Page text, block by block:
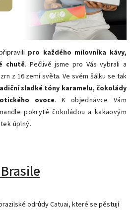
pro každého milovníka kávy,
chutě. Pečlivě jsme pro Vás vybrali a
z 16 zemí světa. Ve svém šálku se tak
sladké tóny karamelu, čokolády
ovoce. Kobjednávce Vám
pokryté čokoládou a kakaovým
úplný.
odrůdy Catuai, které se pěstují